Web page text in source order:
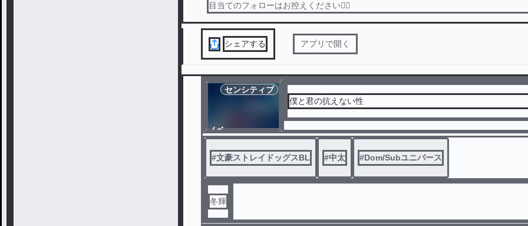
目当てのフォローはお控えください🙇‍♀️
シェアする アプリで開く
ノベ
ル
センシティブ
僕と君の抗えない性
#文豪ストレイドッグスBL #中太 #Dom/Subユニバース
冬輝